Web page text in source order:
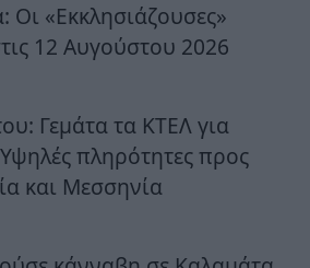
«Εκκλησιάζουσες»
12 Αυγούστου 2026
Γεμάτα τα ΚΤΕΛ για
πληρότητες προς
και Μεσσηνία